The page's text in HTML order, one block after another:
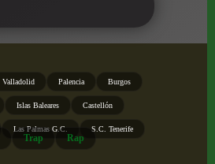
Valladolid Palencia Burgos
Islas Baleares Castellón
Las Palmas G.C. S.C. Tenerife
Trap Rap